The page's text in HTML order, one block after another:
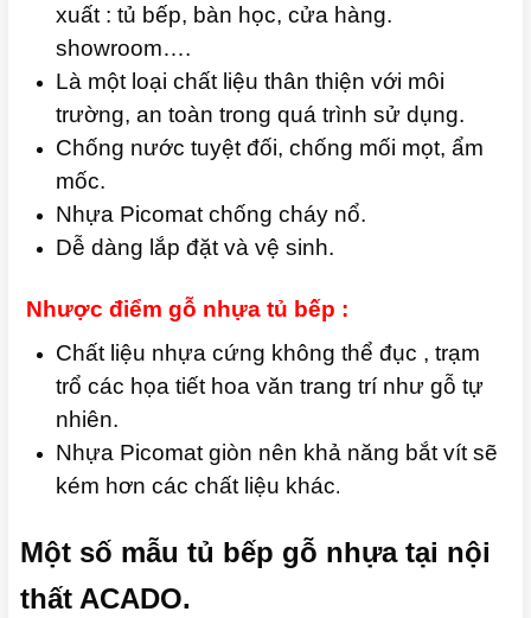
xuất : tủ bếp, bàn học, cửa hàng.
showroom….
Là một loại chất liệu thân thiện với môi
trường, an toàn trong quá trình sử dụng.
Chống nước tuyệt đối, chống mối mọt, ẩm
mốc.
Nhựa Picomat chống cháy nổ.
Dễ dàng lắp đặt và vệ sinh.
Nhược điểm gỗ nhựa tủ bếp :
Chất liệu nhựa cứng không thể đục , trạm
trổ các họa tiết hoa văn trang trí như gỗ tự
nhiên.
Nhựa Picomat giòn nên khả năng bắt vít sẽ
kém hơn các chất liệu khác.
Một số mẫu tủ bếp gỗ nhựa tại nội
thất ACADO.